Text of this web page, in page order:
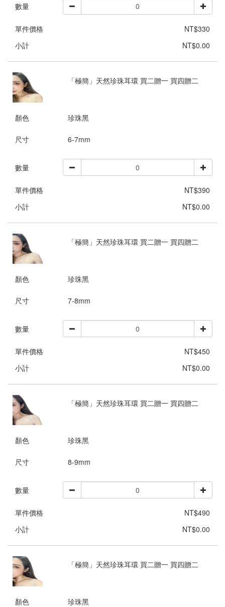
數量
單件價格
NT$330
小計
NT$0.00
「極簡」天然珍珠耳環 買二贈一 買四贈二
顏色 珍珠黑
尺寸 6-7mm
數量
單件價格
NT$390
小計
NT$0.00
「極簡」天然珍珠耳環 買二贈一 買四贈二
顏色 珍珠黑
尺寸 7-8mm
數量
單件價格
NT$450
小計
NT$0.00
「極簡」天然珍珠耳環 買二贈一 買四贈二
顏色 珍珠黑
尺寸 8-9mm
數量
單件價格
NT$490
小計
NT$0.00
「極簡」天然珍珠耳環 買二贈一 買四贈二
顏色 珍珠黑